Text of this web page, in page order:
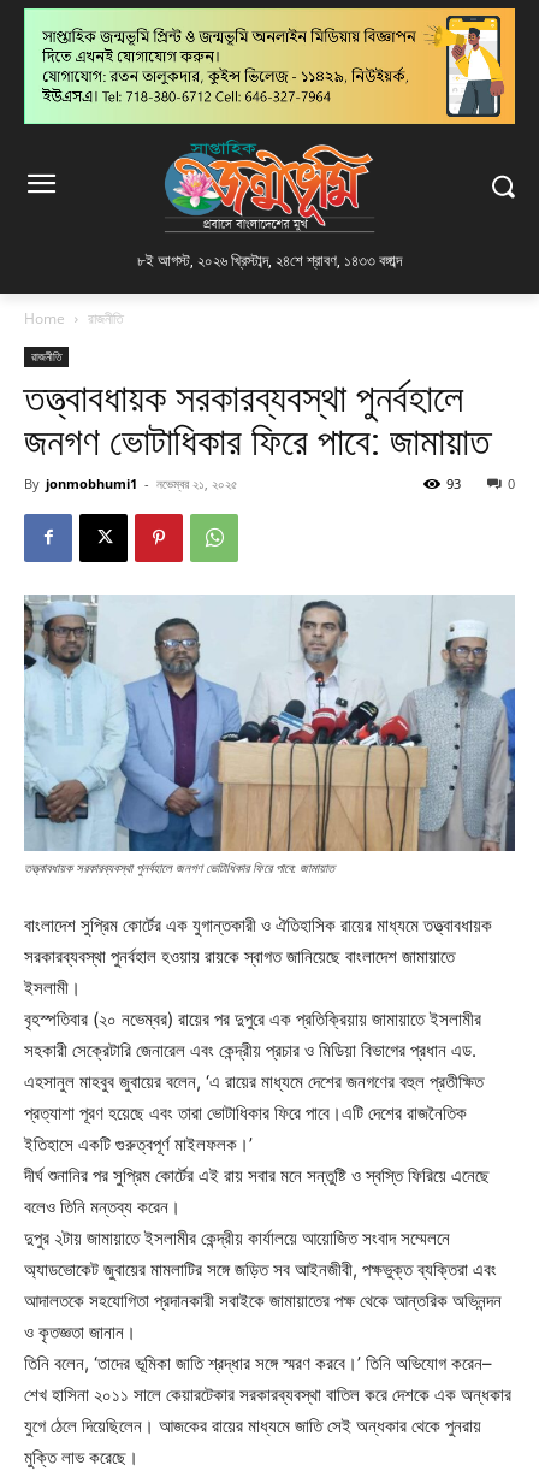
৮ই আগস্ট, ২০২৬ খ্রিস্টাব্দ, ২৪শে শ্রাবণ, ১৪৩৩ বঙ্গাব্দ
Home রাজনীতি
রাজনীতি
তত্ত্বাবধায়ক সরকারব্যবস্থা পুনর্বহালে
জনগণ ভোটাধিকার ফিরে পাবে: জামায়াত
By jonmobhumi1 - নভেম্বর ২১, ২০২৫ 0
93
তত্ত্বাবধায়ক সরকারব্যবস্থা পুনর্বহালে জনগণ ভোটাধিকার ফিরে পাবে: জামায়াত
বাংলাদেশ সুপ্রিম কোর্টের এক যুগান্তকারী ও ঐতিহাসিক রায়ের মাধ্যমে তত্ত্বাবধায়ক
সরকারব্যবস্থা পুনর্বহাল হওয়ায় রায়কে স্বাগত জানিয়েছে বাংলাদেশ জামায়াতে
ইসলামী।
বৃহস্পতিবার (২০ নভেম্বর) রায়ের পর দুপুরে এক প্রতিক্রিয়ায় জামায়াতে ইসলামীর
সহকারী সেক্রেটারি জেনারেল এবং কেন্দ্রীয় প্রচার ও মিডিয়া বিভাগের প্রধান এড.
এহসানুল মাহবুব জুবায়ের বলেন, ‘এ রায়ের মাধ্যমে দেশের জনগণের বহুল প্রতীক্ষিত
প্রত্যাশা পূরণ হয়েছে এবং তারা ভোটাধিকার ফিরে পাবে।এটি দেশের রাজনৈতিক
ইতিহাসে একটি গুরুত্বপূর্ণ মাইলফলক।’
দীর্ঘ শুনানির পর সুপ্রিম কোর্টের এই রায় সবার মনে সন্তুষ্টি ও স্বস্তি ফিরিয়ে এনেছে
বলেও তিনি মন্তব্য করেন।
দুপুর ২টায় জামায়াতে ইসলামীর কেন্দ্রীয় কার্যালয়ে আয়োজিত সংবাদ সম্মেলনে
অ্যাডভোকেট জুবায়ের মামলাটির সঙ্গে জড়িত সব আইনজীবী, পক্ষভুক্ত ব্যক্তিরা এবং
আদালতকে সহযোগিতা প্রদানকারী সবাইকে জামায়াতের পক্ষ থেকে আন্তরিক অভিনন্দন
ও কৃতজ্ঞতা জানান।
তিনি বলেন, ‘তাদের ভূমিকা জাতি শ্রদ্ধার সঙ্গে স্মরণ করবে।’ তিনি অভিযোগ করেন–
শেখ হাসিনা ২০১১ সালে কেয়ারটেকার সরকারব্যবস্থা বাতিল করে দেশকে এক অন্ধকার
যুগে ঠেলে দিয়েছিলেন। আজকের রায়ের মাধ্যমে জাতি সেই অন্ধকার থেকে পুনরায়
মুক্তি লাভ করেছে।